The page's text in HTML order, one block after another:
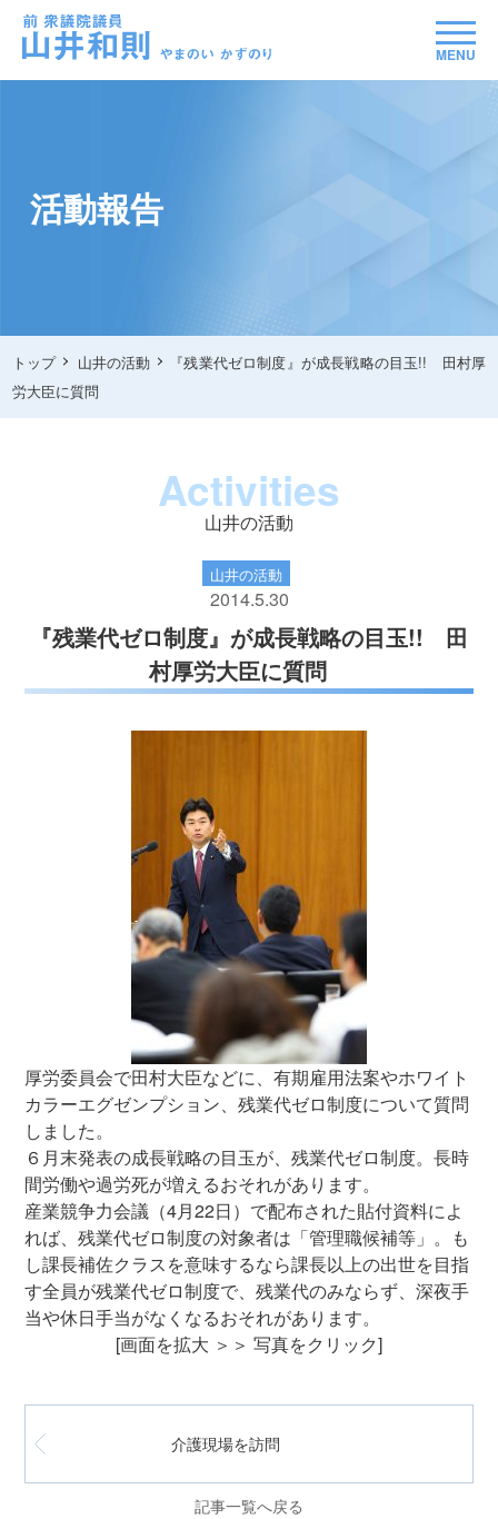
MENU
活動報告
トップ 山井の活動
『残業代ゼロ制度』が成長戦略の目玉!! 田村厚
労大臣に質問
Activities
山井の活動
山井の活動
2014.5.30
『残業代ゼロ制度』が成長戦略の目玉!! 田
村厚労大臣に質問
厚労委員会で田村大臣などに、有期雇用法案やホワイト
カラーエグゼンプション、残業代ゼロ制度について質問
しました。
６月末発表の成長戦略の目玉が、残業代ゼロ制度。長時
間労働や過労死が増えるおそれがあります。
産業競争力会議（4月22日）で配布された貼付資料によ
れば、残業代ゼロ制度の対象者は「管理職候補等」。も
し課長補佐クラスを意味するなら課長以上の出世を目指
す全員が残業代ゼロ制度で、残業代のみならず、深夜手
当や休日手当がなくなるおそれがあります。
[画面を拡大 ＞＞ 写真をクリック]
介護現場を訪問
記事一覧へ戻る